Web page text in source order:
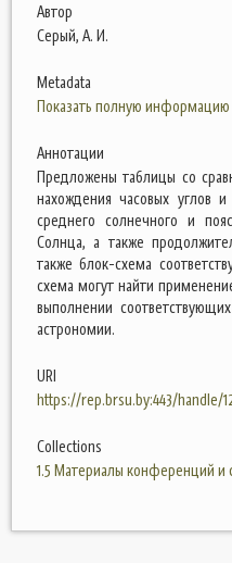
Автор
Серый, А. И.
Metadata
Показать полную информацию
Аннотации
Предложены таблицы со
нахождения часовых углов
среднего солнечного и
Солнца, а также
также блок-схема
схема могут найти
выполнении
астрономии.
URI
https://rep.brsu.by:443/handle/
Collections
1.5 Материалы конференций и